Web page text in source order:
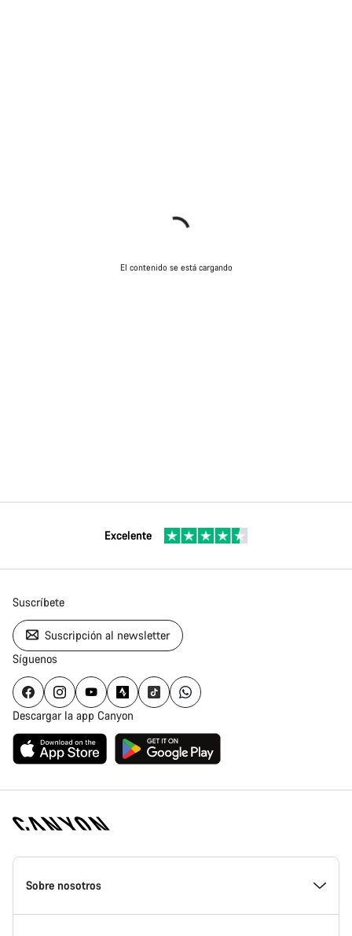
El contenido se está cargando
Excelente
Suscríbete
Suscripción al newsletter
Síguenos
Descargar la app Canyon
Canyon
Homepage
Sobre nosotros